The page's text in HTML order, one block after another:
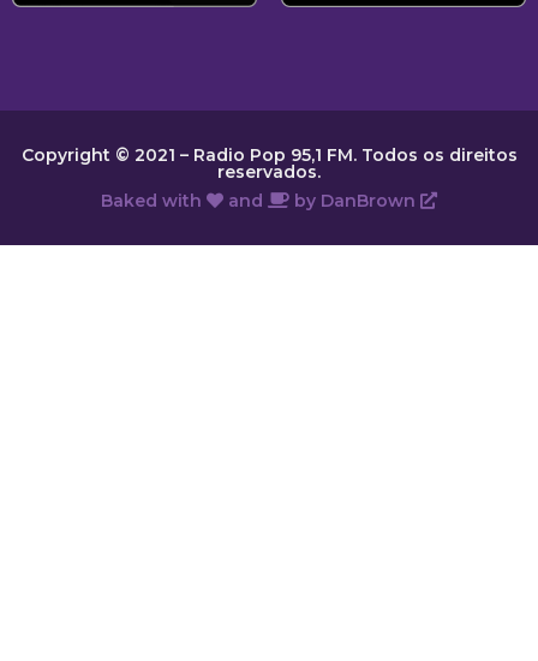
Copyright © 2021 – Radio Pop 95,1 FM. Todos os direitos
reservados.
Baked with
and by DanBrown